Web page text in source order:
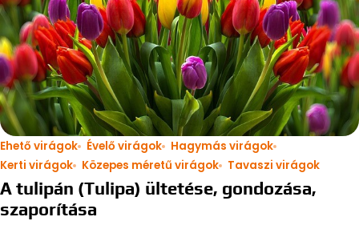
Ehető virágok Évelő virágok
Hagymás virágok
Kerti virágok
Közepes méretű virágok Tavaszi virágok
A tulipán (Tulipa) ültetése, gondozása,
szaporítása